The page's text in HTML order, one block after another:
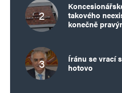
takového
konečně
Íránu se vrací
hotovo